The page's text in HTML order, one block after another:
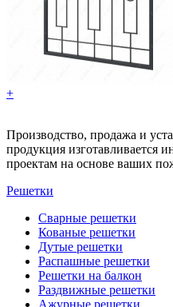
+
Производство, продажа и
продукция изготавливается
проектам на основе ваших
Решетки
Сварные решетки
Кованые решетки
Дутые решетки
Распашные решетки
Решетки на балкон
Раздвижные решетки
Ажурные решетки